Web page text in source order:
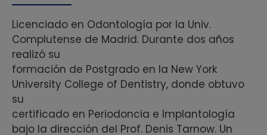
Licenciado en Odontología por la Univ.
Complutense de Madrid. Durante dos años
realizó su
formación de Postgrado en la New York
University College of Dentistry, donde obtuvo
su
certificado en Periodoncia e Implantología
bajo la dirección del Prof. Denis Tarnow. Un